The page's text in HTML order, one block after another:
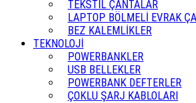
TEKSTİL ÇANTALAR
LAPTOP BÖLMELİ EVRAK
BEZ KALEMLİKLER
TEKNOLOJİ
POWERBANKLER
USB BELLEKLER
POWERBANK DEFTERLER
ÇOKLU ŞARJ KABLOLARI